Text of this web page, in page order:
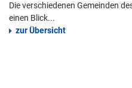
Die verschiedenen Gemeinden
einen Blick...
zur Übersicht